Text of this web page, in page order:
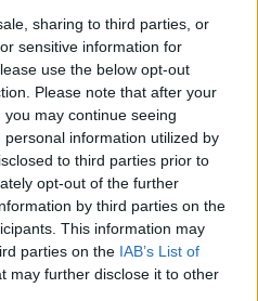
sharing to third parties, or
sensitive information for
use the below opt-out
Please note that after your
may continue seeing
information utilized by
to third parties prior to
opt-out of the further
by third parties on the
This information may
parties on the IAB’s List of
may further disclose it to other
Η δεύτερη επιλογή μας θα
με τουλάχιστον 4
να μας ενδιαφέρει το
στο εξαιρετικό εντός
του Μαρτίνεθ.
over 19,5 συνολικά
η Βαλένθια, αλλά και η
σκοράρουν με συνέπεια